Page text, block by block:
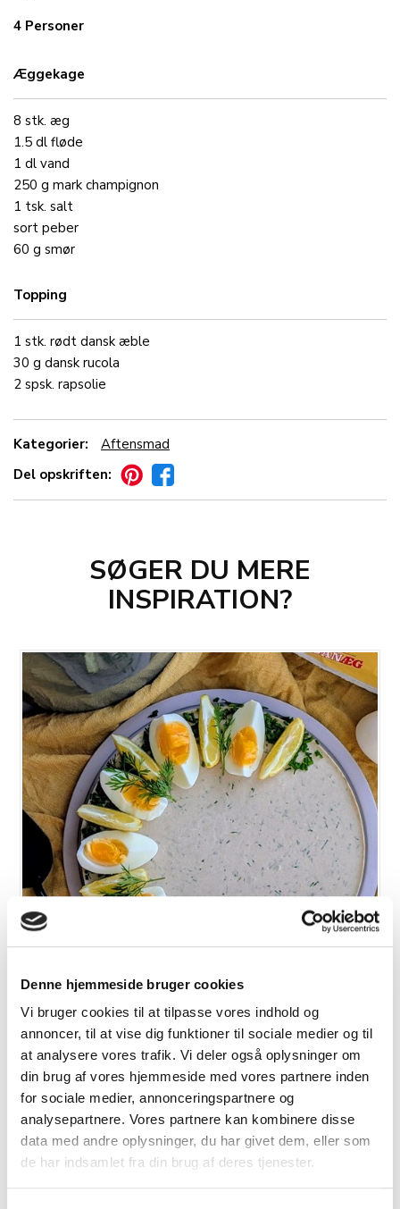
Denne hjemmeside bruger cookies
Vi bruger cookies til at tilpasse vores indhold og
annoncer, til at vise dig funktioner til sociale medier og til
at analysere vores trafik. Vi deler også oplysninger om
din brug af vores hjemmeside med vores partnere inden
for sociale medier, annonceringspartnere og
analysepartnere. Vores partnere kan kombinere disse
data med andre oplysninger, du har givet dem, eller som
de har indsamlet fra din brug af deres tjenester.
4 Personer
Æggekage
8 stk. æg
1.5 dl fløde
1 dl vand
250 g mark champignon
1 tsk. salt
sort peber
60 g smør
Topping
1 stk. rødt dansk æble
30 g dansk rucola
2 spsk. rapsolie
Kategorier:
Aftensmad
Del opskriften:
SØGER DU MERE
INSPIRATION?
Tunmousse med æg og urter
VIS OPSKRIFT